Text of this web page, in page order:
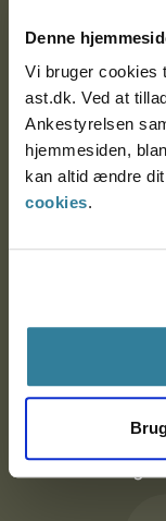
Denne
Vi bruger cookies
ast.dk. Ved at
Ankestyrelsen
hjemmesiden,
kan altid ændre
cookies.
9000 Aalborg
Ankestyrelsen
Ankestyrelsen
Om
Om